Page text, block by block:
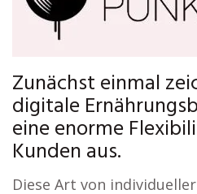
Zunächst einmal
digitale
eine enorme
Kunden aus.
Diese Art von